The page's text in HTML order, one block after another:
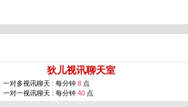
狄儿视讯聊天室
一对多视讯聊天 : 每分钟 8 点
一对一视讯聊天 : 每分钟 40 点